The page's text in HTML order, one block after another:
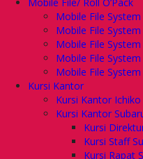
Mobile File System
Mobile File System
Mobile File
Mobile File System
Mobile File
Kursi Kantor
Kursi Kantor Ichiko
Kursi Kantor
Kursi
Kursi Staff
Kursi Rapat